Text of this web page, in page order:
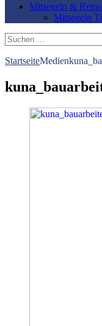
Mitsegeln &
Mitsegeln
Suchen
nach:
StartseiteMedien